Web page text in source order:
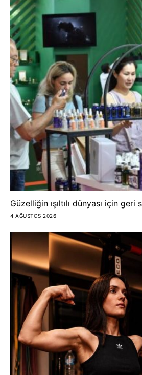
Güzelliğin ışıltılı dünyası için geri
4 AĞUSTOS 2026